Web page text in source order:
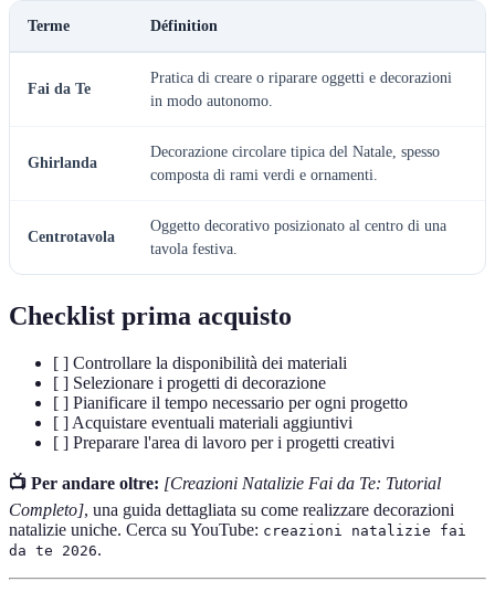
Terme Définition
Fai da Te
Pratica di creare o riparare oggetti e decorazioni
in modo autonomo.
Ghirlanda
Decorazione circolare tipica del Natale, spesso
composta di rami verdi e ornamenti.
Centrotavola
Oggetto decorativo posizionato al centro di una
tavola festiva.
Checklist prima acquisto
[ ] Controllare la disponibilità dei materiali
[ ] Selezionare i progetti di decorazione
[ ] Pianificare il tempo necessario per ogni progetto
[ ] Acquistare eventuali materiali aggiuntivi
[ ] Preparare l'area di lavoro per i progetti creativi
📺 Per andare oltre: [Creazioni Natalizie Fai da Te: Tutorial
Completo], una guida dettagliata su come realizzare decorazioni
natalizie uniche. Cerca su YouTube: creazioni natalizie fai
da te 2026.